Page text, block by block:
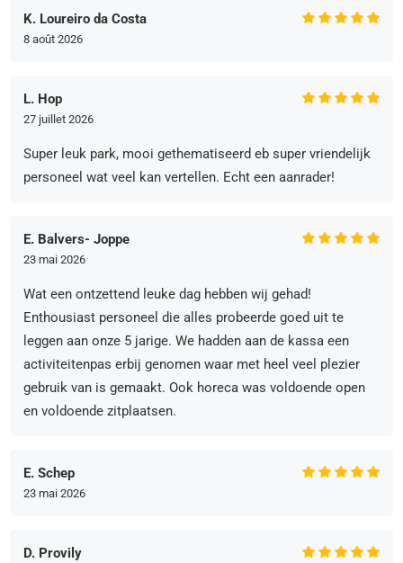
K. Loureiro da Costa
8 août 2026
L. Hop
27 juillet 2026
Super leuk park, mooi gethematiseerd eb super vriendelijk
personeel wat veel kan vertellen. Echt een aanrader!
E. Balvers- Joppe
23 mai 2026
Wat een ontzettend leuke dag hebben wij gehad!
Enthousiast personeel die alles probeerde goed uit te
leggen aan onze 5 jarige. We hadden aan de kassa een
activiteitenpas erbij genomen waar met heel veel plezier
gebruik van is gemaakt. Ook horeca was voldoende open
en voldoende zitplaatsen.
E. Schep
23 mai 2026
D. Provily